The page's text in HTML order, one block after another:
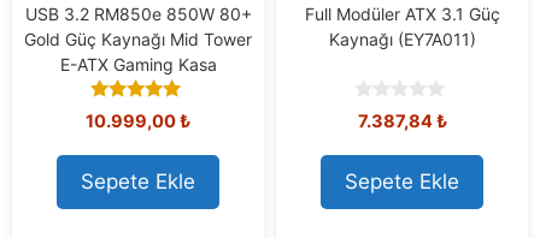
USB 3.2 RM850e 850W 80+
Gold Güç Kaynağı Mid Tower
E-ATX Gaming Kasa
5.00
out of 5
10.999,00₺
Sepete Ekle
Full Modüler ATX 3.1 Güç
Kaynağı (EY7A011)
0
o
u
t
o
f
7.387,84₺
Sepete Ekle